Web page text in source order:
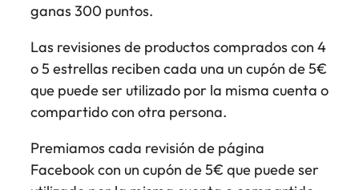
ganas 300 puntos.
Las revisiones de productos comprados con 4
o 5 estrellas reciben cada una un cupón de 5€
que puede ser utilizado por la misma cuenta o
compartido con otra persona.
Premiamos cada revisión de página
Facebook con un cupón de 5€ que puede ser